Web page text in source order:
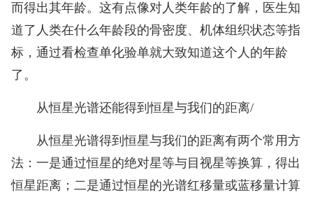
而得出其年龄。这有点像对人类年龄的了解，医生知
道了人类在什么年龄段的骨密度、机体组织状态等指
标，通过看检查单化验单就大致知道这个人的年龄
了。
从恒星光谱还能得到恒星与我们的距离/
从恒星光谱得到恒星与我们的距离有两个常用方
法：一是通过恒星的绝对星等与目视星等换算，得出
恒星距离；二是通过恒星的光谱红移量或蓝移量计算